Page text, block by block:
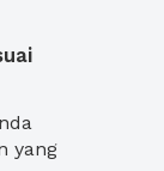
yang